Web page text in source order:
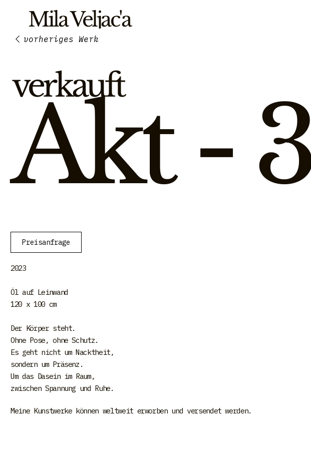
Mila Veljac'a
verkauft
Akt - 3
Preisanfrage
2023
Öl auf Leinwand
120 x 100 cm
Der Körper steht.
Ohne Pose, ohne Schutz.
Es geht nicht um Nacktheit,
sondern um Präsenz.
Um das Dasein im Raum,
zwischen Spannung und Ruhe.
Meine Kunstwerke können weltweit erworben und versendet werden.